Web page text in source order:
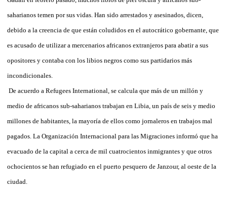
saharianos temen por sus vidas. Han sido arrestados y asesinados, dicen,
debido a la creencia de que están coludidos en el autocrático gobernante, que
es acusado de utilizar a mercenarios africanos extranjeros para abatir a sus
opositores y contaba con los libios negros como sus partidarios más
incondicionales.
De acuerdo a Refugees International, se calcula que más de un millón y
medio de africanos sub-saharianos trabajan en Libia, un país de seis y medio
millones de habitantes, la mayoría de ellos como jornaleros en trabajos mal
pagados. La Organización Internacional para las Migraciones informó que ha
evacuado de la capital a cerca de mil cuatrocientos inmigrantes y que otros
ochocientos se han refugiado en el puerto pesquero de Janzour, al oeste de la
ciudad.